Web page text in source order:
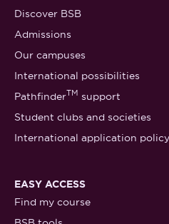
Discover BSB
Admissions
Our campuses
International possibilities
PathfinderTM support
Student clubs and societies
International application policy
EASY ACCESS
Find my course